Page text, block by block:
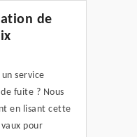
de
service
fuite ? Nous
en lisant cette
pour